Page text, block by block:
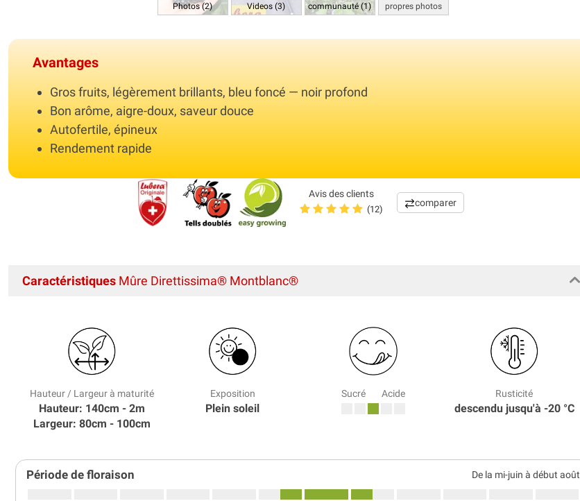
Photos (2) Videos (3)
communauté (1)
propres photos
Avantages
Gros fruits, légèrement brillants, bleu foncé — noir profond
Bon arôme, aigre-doux, saveur douce
Autofertile, épineux
Rendement rapide
Avis des clients
(12)
comparer
Caractéristiques Mûre Direttissima® Montblanc®
Hauteur / Largeur à maturité
Hauteur: 140cm - 2m
Largeur: 80cm - 100cm
Exposition
Plein soleil
Sucré Acide Rusticité
descendu jusqu'à -20 °C
Période de floraison De la mi-juin à début août